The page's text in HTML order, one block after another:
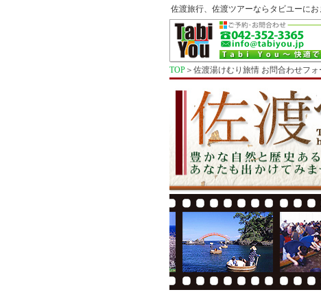
佐渡旅行、佐渡ツアーならタビユーに
TOP ＞佐渡湯けむり旅情 お問合わせフォ